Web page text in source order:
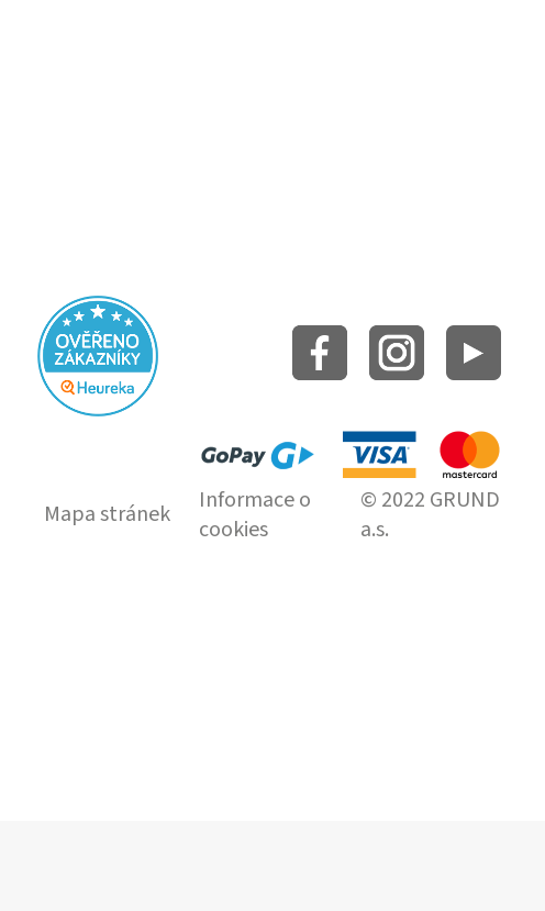
Mapa stránek
Informace o
cookies
© 2022 GRUND
a.s.